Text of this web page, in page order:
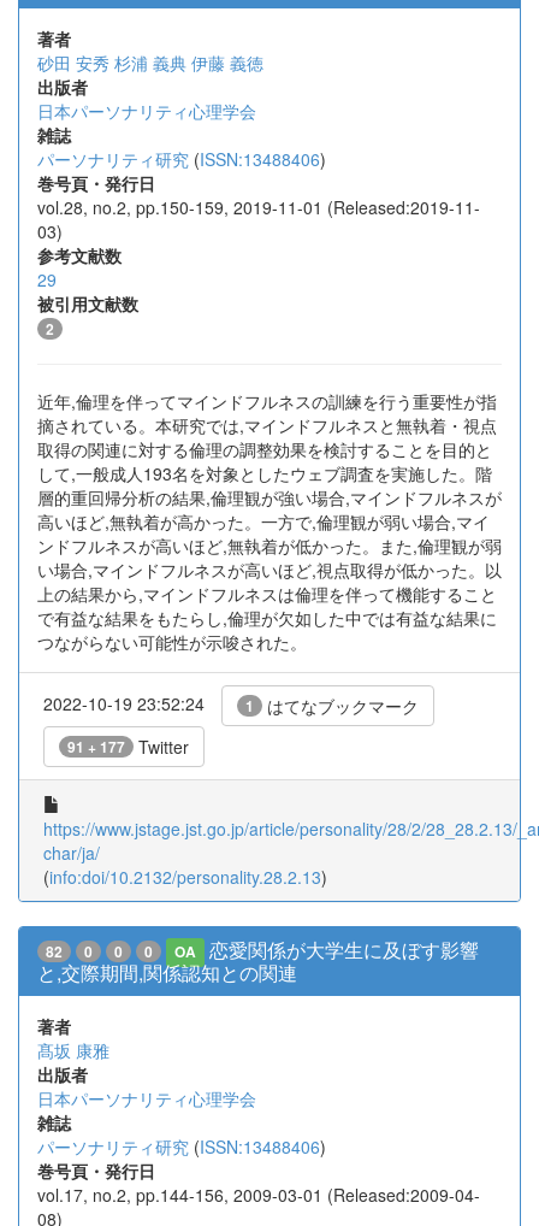
著者
砂田 安秀 杉浦 義典 伊藤 義徳
出版者
日本パーソナリティ心理学会
雑誌
パーソナリティ研究 (ISSN:13488406)
巻号頁・発行日
vol.28, no.2, pp.150-159, 2019-11-01 (Released:2019-11-
03)
参考文献数
29
被引用文献数
2
近年,倫理を伴ってマインドフルネスの訓練を行う重要性が指
摘されている。本研究では,マインドフルネスと無執着・視点
取得の関連に対する倫理の調整効果を検討することを目的と
して,一般成人193名を対象としたウェブ調査を実施した。階
層的重回帰分析の結果,倫理観が強い場合,マインドフルネスが
高いほど,無執着が高かった。一方で,倫理観が弱い場合,マイ
ンドフルネスが高いほど,無執着が低かった。また,倫理観が弱
い場合,マインドフルネスが高いほど,視点取得が低かった。以
上の結果から,マインドフルネスは倫理を伴って機能すること
で有益な結果をもたらし,倫理が欠如した中では有益な結果に
つながらない可能性が示唆された。
2022-10-19 23:52:24 1 はてなブックマーク
91 + 177 Twitter
https://www.jstage.jst.go.jp/article/personality/28/2/28_28.2.13/
char/ja/
(info:doi/10.2132/personality.28.2.13)
82 0 0 0 OA
恋愛関係が大学生に及ぼす影響
と,交際期間,関係認知との関連
著者
髙坂 康雅
出版者
日本パーソナリティ心理学会
雑誌
パーソナリティ研究 (ISSN:13488406)
巻号頁・発行日
vol.17, no.2, pp.144-156, 2009-03-01 (Released:2009-04-
08)